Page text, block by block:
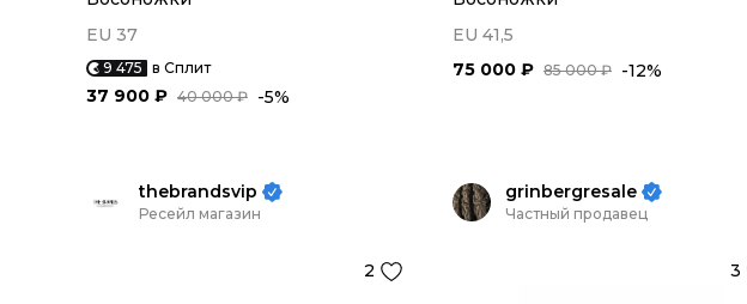
EU 37
9 475 в Сплит
40 000 ₽
37 900 ₽ -5%
EU 41,5
85 000 ₽
75 000 ₽ -12%
thebrandsvip
Ресейл магазин
2
grinbergresale
Частный продавец
3